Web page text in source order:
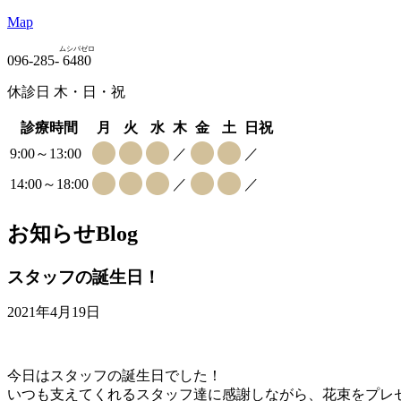
Map
096-285- 6480
ムシバゼロ
休診日 木・日・祝
診療時間 月 火 水 木 金 土
日祝
9:00～13:00
／
／
14:00～18:00
／ ／
お知らせBlog
スタッフの誕生日！
2021年4月19日
今日はスタッフの誕生日でした！
いつも支えてくれるスタッフ達に感謝しながら、花束をプ